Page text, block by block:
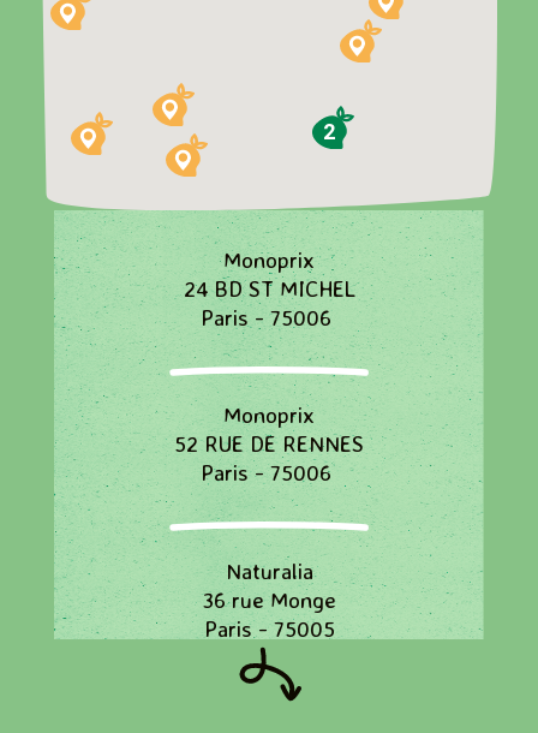
Monoprix
24 BD ST MICHEL
Paris - 75006
Monoprix
52 RUE DE RENNES
Paris - 75006
Naturalia
36 rue Monge
Paris - 75005
2